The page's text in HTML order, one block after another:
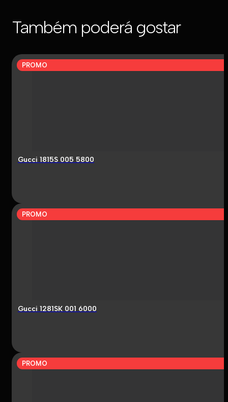
Também poderá gostar
PROMO
Gucci 1815S 005 5800
PROMO
Gucci 1281SK 001 6000
PROMO